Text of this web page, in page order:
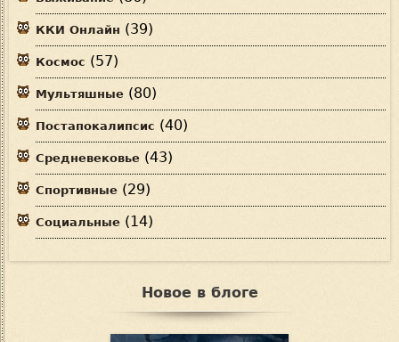
ККИ Онлайн (39)
Космос (57)
Мультяшные (80)
Постапокалипсис (40)
Средневековье (43)
Спортивные (29)
Социальные (14)
Новое в блоге